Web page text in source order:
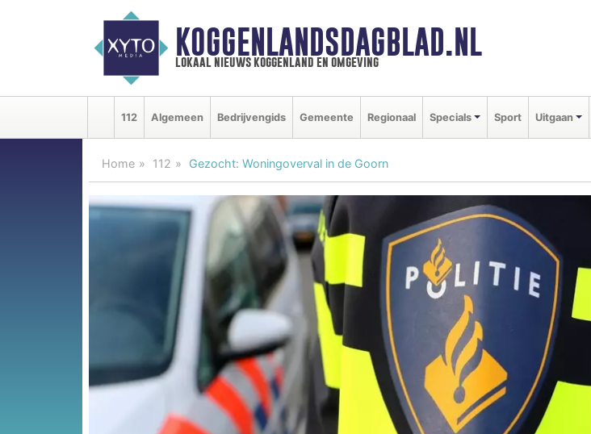
KOGGENLANDSDAGBLAD.NL
lokaal nieuws koggenland en omgeving
112 Algemeen Bedrijvengids Gemeente Regionaal Specials Sport Uitgaan
Home 112 Gezocht: Woningoverval in de Goorn